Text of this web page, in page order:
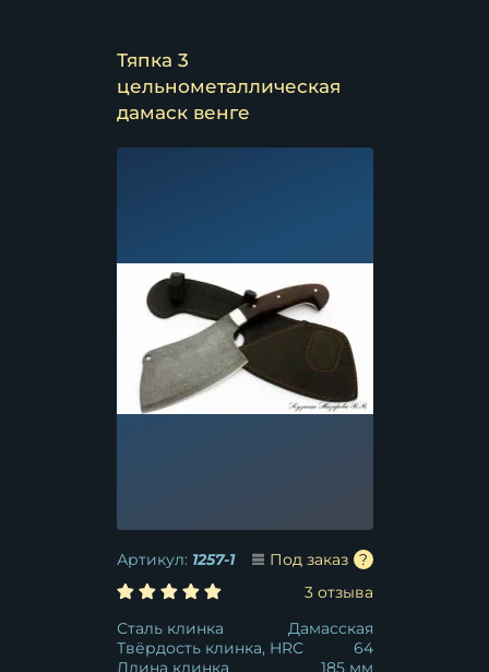
Тяпка 3
цельнометаллическая
дамаск венге
Артикул: 1257-1
Под заказ
3 отзыва
Сталь клинка
Дамасская
Твёрдость клинка, HRC
64
Длина клинка
185 мм